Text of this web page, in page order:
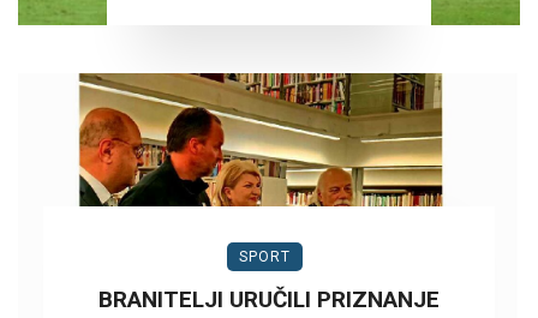
SPORT
BRANITELJI URUČILI PRIZNANJE